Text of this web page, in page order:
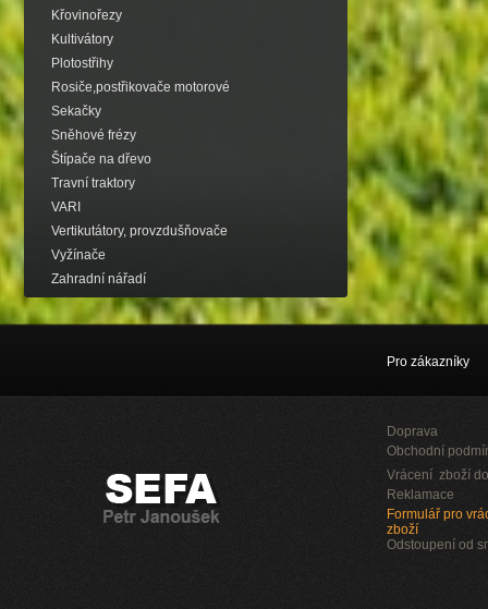
Křovinořezy
Kultivátory
Plotostřihy
Rosiče,postřikovače motorové
Sekačky
Sněhové frézy
Štípače na dřevo
Travní traktory
VARI
Vertikutátory, provzdušňovače
Vyžínače
Zahradní nářadí
Pro zákazníky
Doprava
Obchodní
Vrácení zboží
Reklamace
Formulář pro
zboží
Odstoupení od